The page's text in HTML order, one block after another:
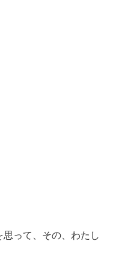
って、その、わたし